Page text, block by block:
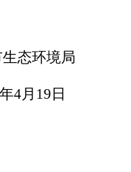
态环境局
4月 19 日